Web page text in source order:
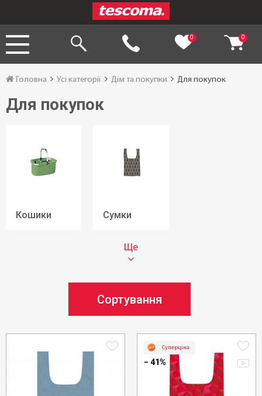
0 0
Головна Усі категорії Дім та покупки Для покупок
Для покупок
Кошики Сумки
Ще
Сортування
Суперціна
− 41%